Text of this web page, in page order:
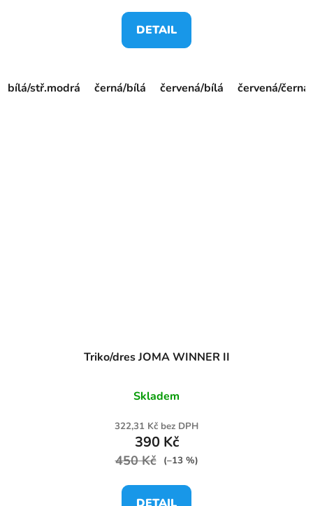
DETAIL
bílá/stř.modrá černá/bílá červená/bílá červená/černá
Triko/dres JOMA WINNER II
Skladem
322,31 Kč bez DPH
390 Kč
450 Kč (–13 %)